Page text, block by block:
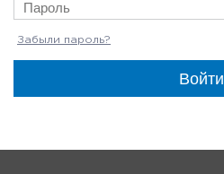
Забыли пароль?
Войти